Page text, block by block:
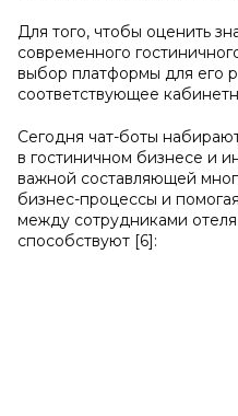
Для того, чтобы оценить
современного
выбор платформы для его
соответствующее
Сегодня чат-боты
в гостиничном бизнесе и
важной составляющей
бизнес-процессы и
между сотрудниками
способствуют [6]: